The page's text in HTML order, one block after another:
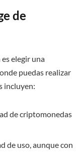
de
elegir una
puedas realizar
incluyen:
de criptomonedas
de uso, aunque con